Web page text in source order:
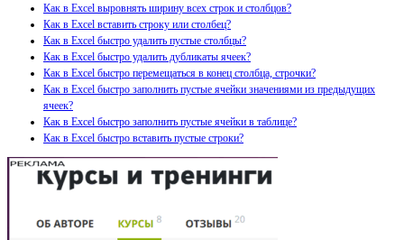
Как в Excel выровнять ширину всех строк и столбцов?
Как в Excel вставить строку или столбец?
Как в Excel быстро удалить пустые столбцы?
Как в Excel быстро удалить дубликаты ячеек?
Как в Excel быстро перемещаться в конец столбца, строчки?
Как в Excel быстро заполнить пустые ячейки значениями из предыдущих
ячеек?
Как в Excel быстро заполнить пустые ячейки в таблице?
Как в Excel быстро вставить пустые строки?